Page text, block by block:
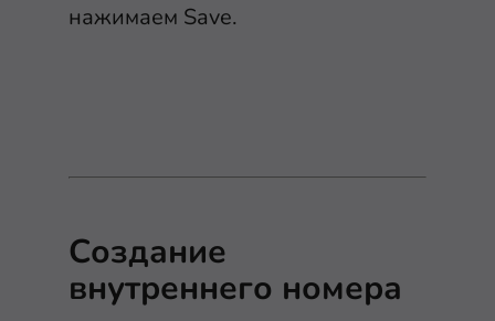
нажимаем Save.
Создание
внутреннего номера